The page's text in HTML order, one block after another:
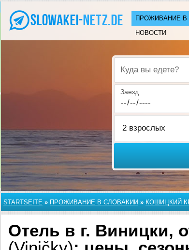
ПРОЖИВАНИЕ В
НОВОСТИ
Куда вы едете?
Заезд
STARTSEITE » ПРОЖИВАНИЕ В СЛОВАКИИ » КОШИЦКИЙ
Отель в г. Виницки,